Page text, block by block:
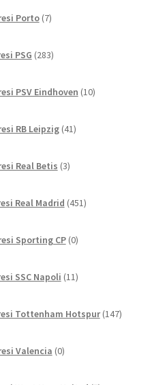
Porto 7izdelkov
PSG 283izdelkov
PSV Eindhoven 10izdelkov
RB Leipzig 41izdelkov
Real Betis 3izdelki
Real Madrid 451izdelkov
Sporting CP 0izdelkov
SSC Napoli 11izdelkov
Tottenham Hotspur 147
Valencia 0izdelkov